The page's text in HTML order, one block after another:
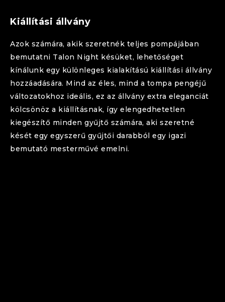
Kiállítási állvány
Azok számára, akik szeretnék teljes pompájában
bemutatni Talon Night késüket, lehetőséget
kínálunk egy különleges kialakítású kiállítási állvány
hozzáadására. Mind az éles, mind a tompa pengéjű
változatokhoz ideális, ez az állvány extra eleganciát
kölcsönöz a kiállításnak, így elengedhetetlen
kiegészítő minden gyűjtő számára, aki szeretné
kését egy egyszerű gyűjtői darabból egy igazi
bemutató mesterművé emelni.